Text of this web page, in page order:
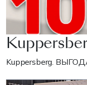
Kuppersberg.